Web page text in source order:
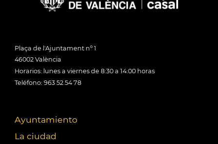
Plaça de l'Ajuntament nº 1
46002 València
Horarios: lunes a viernes de 8:30 a 14:00 horas
Teléfono: 963 52 54 78
Ayuntamiento
La ciudad